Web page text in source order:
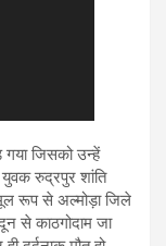
जिसको उन्हें
रुद्रपुर शांति
रूप से अल्मोड़ा जिले
से काठगोदाम जा